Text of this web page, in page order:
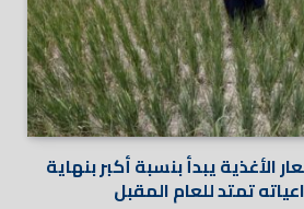
الأغذية يبدأ بنسبة أكبر بنهاية
تمتد للعام المقبل